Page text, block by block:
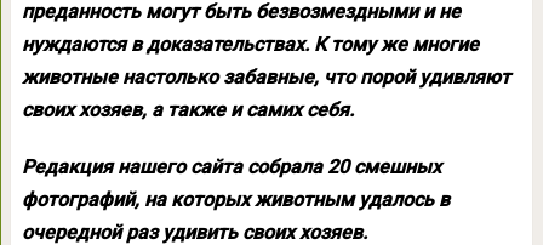
преданность могут быть безвозмездными и не
нуждаются в доказательствах. К тому же многие
животные настолько забавные, что порой удивляют
своих хозяев, а также и самих себя.
Редакция нашего сайта собрала 20 смешных
фотографий, на которых животным удалось в
очередной раз удивить своих хозяев.